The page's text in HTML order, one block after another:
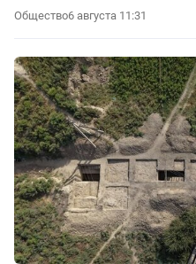
Общество6 августа 11:31